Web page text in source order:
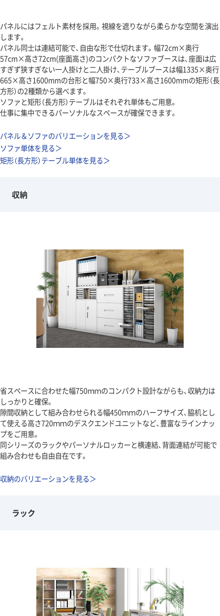
パネルにはフェルト素材を採用。視線を遮りながら柔らかな空間を演出
します。
パネル同士は連結可能で、自由な形で仕切れます。幅72cm×奥行
57cm×高さ72cm(座面高さ)のコンパクトなソファブースは、座面は広
すぎず狭すぎない一人掛けと二人掛け、テーブルブースは幅1335×奥行
665×高さ1600mmの台形と幅750×奥行733×高さ1600mmの矩形（長
方形）の2種類から選べます。
ソファと矩形（長方形）テーブルはそれぞれ単体もご用意。
仕事に集中できるパーソナルなスペースが確保できます。
パネル＆ソファのバリエーションを見る＞
ソファ単体を見る＞
矩形（長方形）テーブル単体を見る＞
収納
省スペースに合わせた幅750ｍｍのコンパクト設計ながらも、収納力は
しっかりと確保。
隙間収納として組み合わせられる幅450ｍｍのハーフサイズ、脇机とし
て使える高さ720ｍｍのデスクエンドユニットなど、豊富なラインナッ
プをご用意。
同シリーズのラックやパーソナルロッカーと横連結、背面連結が可能で
組み合わせも自由自在です。
収納のバリエーションを見る＞
ラック